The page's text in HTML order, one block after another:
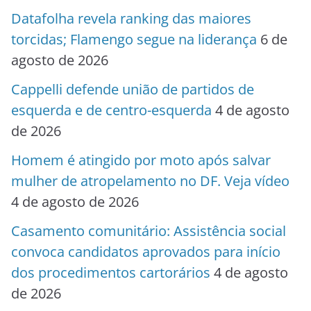
Datafolha revela ranking das maiores
torcidas; Flamengo segue na liderança 6 de
agosto de 2026
Cappelli defende união de partidos de
esquerda e de centro-esquerda 4 de agosto
de 2026
Homem é atingido por moto após salvar
mulher de atropelamento no DF. Veja vídeo
4 de agosto de 2026
Casamento comunitário: Assistência social
convoca candidatos aprovados para início
dos procedimentos cartorários 4 de agosto
de 2026